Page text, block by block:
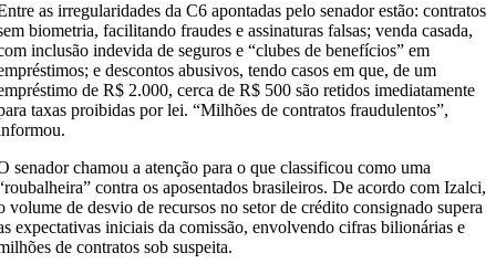
as irregularidades da C6 apontadas pelo senador estão: contratos
biometria, facilitando fraudes e assinaturas falsas; venda casada,
inclusão indevida de seguros e “clubes de benefícios” em
e descontos abusivos, tendo casos em que, de um
de R$ 2.000, cerca de R$ 500 são retidos imediatamente
taxas proibidas por lei. “Milhões de contratos fraudulentos”,
senador chamou a atenção para o que classificou como uma
contra os aposentados brasileiros. De acordo com Izalci,
volume de desvio de recursos no setor de crédito consignado supera
expectativas iniciais da comissão, envolvendo cifras bilionárias e
de contratos sob suspeita.